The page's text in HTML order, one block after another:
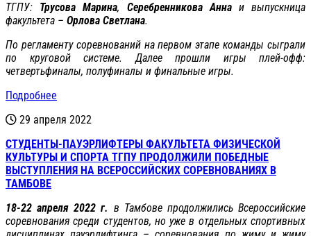
ТГПУ: Трусова Марина, Серебренникова Аннаи выпускница
факультета – Орлова Светлана.
По регламенту соревнований на первом этапе команды сыграли
по круговой системе. Далее прошли игры плей-офф:
четвертьфиналы, полуфиналы и финальные игры.
Подробнее
29 апреля 2022
СТУДЕНТЫ-ПАУЭРЛИФТЕРЫ ФАКУЛЬТЕТА ФИЗИЧЕСКОЙ
КУЛЬТУРЫ И СПОРТА ТГПУ ПРОДОЛЖИЛИ ПОБЕДНЫЕ
ВЫСТУПЛЕНИЯ НА ВСЕРОССИЙСКИХ СОРЕВНОВАНИЯХ В
ТАМБОВЕ
18-22 апреля 2022 г. в Тамбове продолжились Всероссийские
соревнования среди студентов, но уже в отдельных спортивных